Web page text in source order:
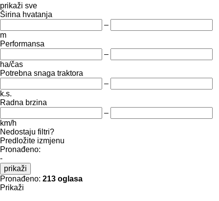
prikaži sve
Širina hvatanja
–
m
Performansa
–
ha/čas
Potrebna snaga traktora
–
k.s.
Radna brzina
–
km/h
Nedostaju filtri?
Predložite izmjenu
Pronađeno:
-
prikaži
Pronađeno: 213 oglasa
Prikaži